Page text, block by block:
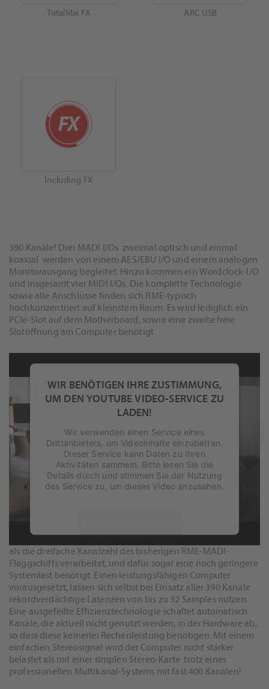
TotalMix FX ARC USB
Including FX
390 Kanäle! Drei MADI I/Os  zweimal optisch und einmal
koaxial  werden von einem AES/EBU I/O und einem analogen
Monitorausgang begleitet. Hinzu kommen ein Wordclock-I/O
und insgesamt vier MIDI I/Os. Die komplette Technologie
sowie alle Anschlüsse finden sich RME-typisch
hochkonzentriert auf kleinstem Raum. Es wird lediglich ein
PCIe-Slot auf dem Motherboard, sowie eine zweite freie
Slotöffnung am Computer benötigt.
WIR BENÖTIGEN IHRE ZUSTIMMUNG,
UM DEN YOUTUBE VIDEO-SERVICE ZU
LADEN!
Wir verwenden einen Service eines
Drittanbieters, um Videoinhalte einzubetten.
Dieser Service kann Daten zu Ihren
Aktivitäten sammeln. Bitte lesen Sie die
Details durch und stimmen Sie der Nutzung
des Service zu, um dieses Video anzusehen.
AKZEPTIEREN
powered by Usercentrics Consent
Management Platform &eRecht24
als die dreifache Kanalzahl des bisherigen RME-MADI-
Flaggschiffs verarbeitet, und dafür sogar eine noch geringere
Systemlast benötigt. Einen leistungsfähigen Computer
vorausgesetzt, lassen sich selbst bei Einsatz aller 390 Kanäle
rekordverdächtige Latenzen von bis zu 32 Samples nutzen.
Eine ausgefeilte Effizienztechnologie schaltet automatisch
Kanäle, die aktuell nicht genutzt werden, in der Hardware ab,
so dass diese keinerlei Rechenleistung benötigen. Mit einem
einfachen Stereosignal wird der Computer nicht stärker
belastet als mit einer simplen Stereo-Karte  trotz eines
professionellen Multikanal-Systems mit fast 400 Kanälen!